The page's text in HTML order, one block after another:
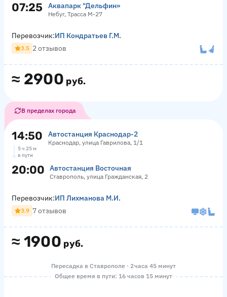
07:25 Аквапарк "Дельфин»
Небуг, Трасса М-27
≈ 2900 руб.
Перевозчик:ИП Кондратьев Г.М.
3.5 2 отзывов
В пределах города
14:50 Автостанция Краснодар-2
Краснодар, улица Гаврилова, 1/1
5 ч 25 м
в пути
20:00 Автостанция Восточная
Ставрополь, улица Гражданская, 2
≈ 1900 руб.
Перевозчик:ИП Лихманова М.И.
3.9 7 отзывов
Пересадка в Ставрополе · 2 часа 45 минут
Общее время в пути: 16 часов 15 минут